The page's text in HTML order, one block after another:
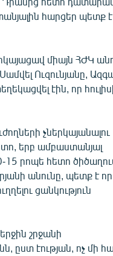
հարցեր պետք է
միայն ՀԺԿ
Ուզունյանը,
էին, որ
չներկայանալու
երբ ամբաստանյալ
15 րոպե հետո
անունը, պետք է որ
ցանկություն
շրջանի
ըստ էության, ոչ մի